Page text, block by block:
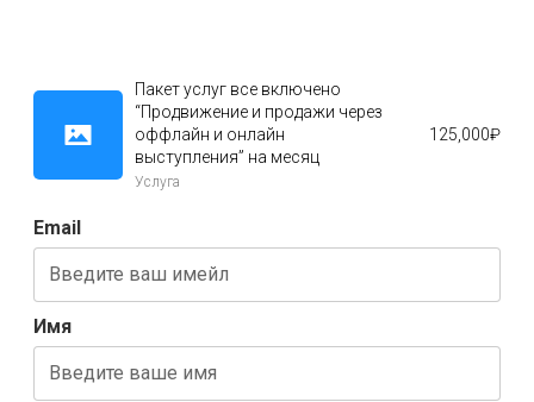
Пакет услуг все включено
“Продвижение и продажи через
оффлайн и онлайн
выступления” на месяц
Услуга
125,000₽
Email
Имя